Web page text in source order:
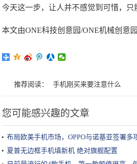
今天这一步，让人并不感觉到可惜，只
本文由ONE科技创意园/ONE机械创意
推荐阅读： 手机刚买来要注意什么
您可能感兴趣的文章
布局欧美手机市场，OPPO与诺基亚签署多
夏普无边框手机填新机 绝对旗舰配置